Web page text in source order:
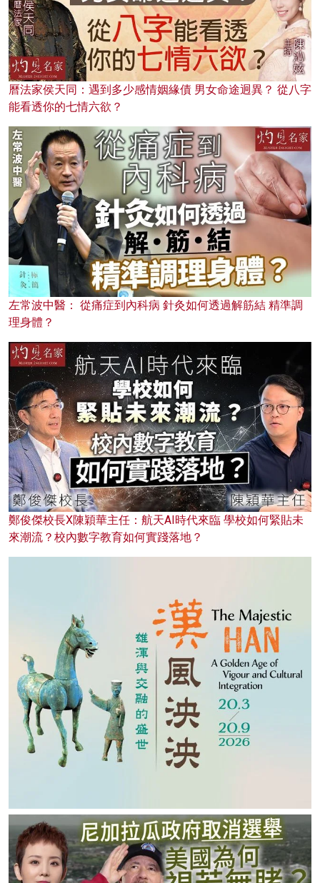
曆法家侯天同：遇到多少感情姻緣債 男女命途迥異？ 從八字
能看透你的七情六欲？
左常波中醫： 從痛症到內科病 針灸如何透過解筋結 精準調
理身體？
鄭俊傑校長X陳穎華主任：航天AI時代來臨 學校如何緊貼未
來潮流？校內數字教育如何實踐落地？